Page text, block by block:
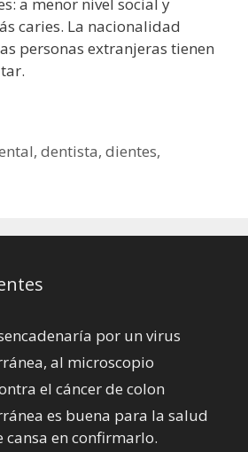
caries. La nacionalidad
personas extranjeras tienen
,dentista,dientes,
por un virus
al microscopio
el cáncer de colon
es buena para la salud
cansa en confirmarlo.